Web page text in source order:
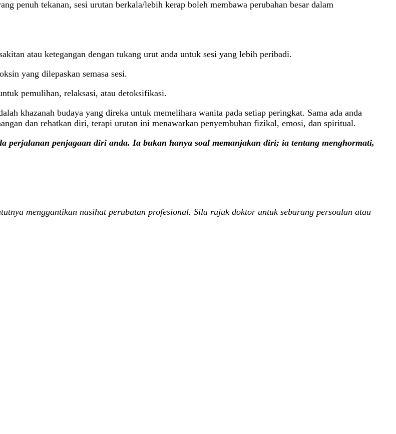
penuh tekanan, sesi urutan berkala/lebih kerap boleh membawa perubahan besar dalam
atau ketegangan dengan tukang urut anda untuk sesi yang lebih peribadi.
yang dilepaskan semasa sesi.
pemulihan, relaksasi, atau detoksifikasi.
khazanah budaya yang direka untuk memelihara wanita pada setiap peringkat. Sama ada anda
dan rehatkan diri, terapi urutan ini menawarkan penyembuhan fizikal, emosi, dan spiritual.
perjalanan penjagaan diri anda. Ia bukan hanya soal memanjakan diri; ia tentang menghormati,
menggantikan nasihat perubatan profesional. Sila rujuk doktor untuk sebarang persoalan atau